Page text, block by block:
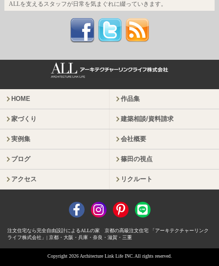
ALLを支えるスタッフが日常を気まぐれに綴っていきます。
HOME 作品集
家づくり 建築相談/資料請求
実例集 会社概要
ブログ 篠田の視点
アクセス リクルート
注文住宅なら完全自由設計によるALLの家 京都の高級注文住宅 「アーキテクチャーリンク
ライフ株式会社」| 京都・大阪・兵庫・奈良・滋賀・三重
Copyright 2026 Architecture Link Life INC.All rights reserved.